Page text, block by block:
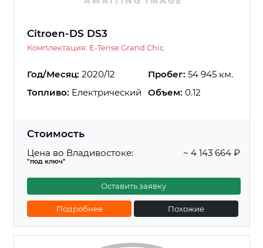
Citroen-DS DS3
Комплектация: E-Tense Grand Chic
Год/Месяц: 2020/12 Пробег: 54 945 км.
Топливо: Електрический Объем: 0.12
Стоимость
Цена во Владивостоке:
"под ключ"
~ 4 143 664 ₽
Оставить заявку
Подробнее Похожие